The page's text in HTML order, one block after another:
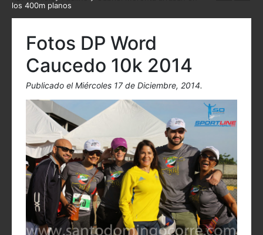
los 400m planos
Fotos DP Word
Caucedo 10k 2014
Publicado el Miércoles 17 de Diciembre, 2014.